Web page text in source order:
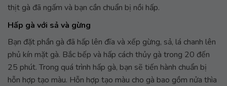
thịt gà đã ngấm và bạn cần chuẩn bị nồi hấp.
Hấp gà với sả và gừng
Bạn đặt phần gà đã hấp lên đĩa và xếp gừng, sả, lá chanh lên
phủ kín mặt gà. Bắc bếp và hấp cách thủy gà trong 20 đến
25 phút. Trong quá trình hấp gà, bạn sẽ tiến hành chuẩn bị
hỗn hợp tạo màu. Hỗn hợp tạo màu cho gà bao gồm nửa thìa